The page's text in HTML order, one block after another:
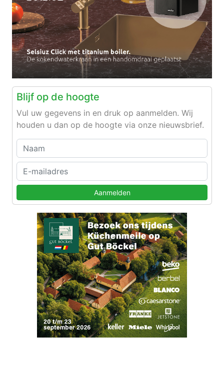
Blijf op de hoogte
Vul uw gegevens in en druk op aanmelden. Wij
houden u dan op de hoogte via onze nieuwsbrief.
Aanmelden